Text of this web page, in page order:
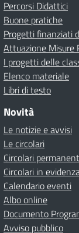
Percorsi Didattici
Buone pratiche
Progetti finanziati
Attuazione Misure
I progetti delle
Elenco materiale
Libri di testo
Novità
Le notizie e avvisi
Le circolari
Circolari
Circolari in
Calendario eventi
Albo online
Documento
Avviso pubblico